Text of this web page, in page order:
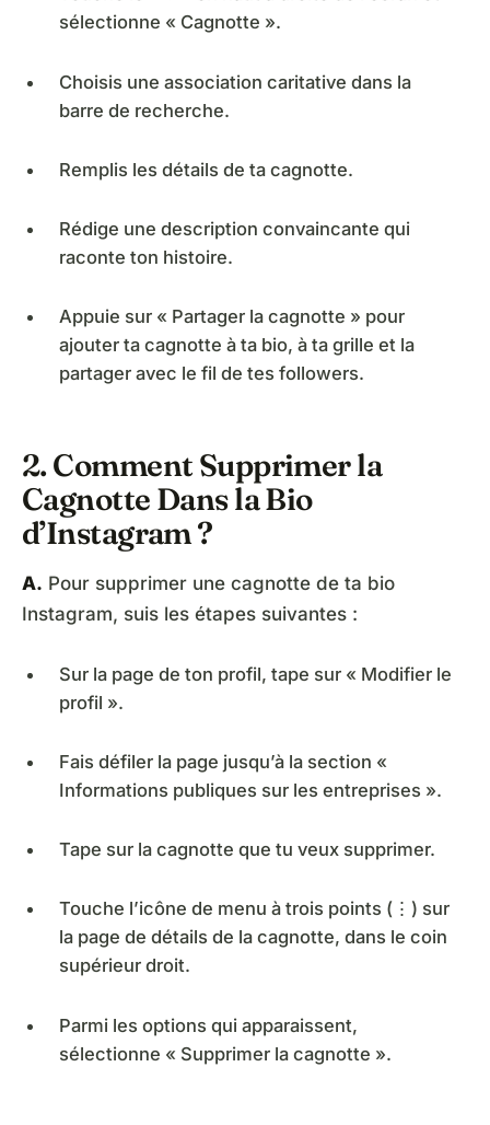
sélectionne « Cagnotte ».
Choisis une association caritative dans la
barre de recherche.
Remplis les détails de ta cagnotte.
Rédige une description convaincante qui
raconte ton histoire.
Appuie sur « Partager la cagnotte » pour
ajouter ta cagnotte à ta bio, à ta grille et la
partager avec le fil de tes followers.
2. Comment Supprimer la
Cagnotte Dans la Bio
d’Instagram ?
A. Pour supprimer une cagnotte de ta bio
Instagram, suis les étapes suivantes :
Sur la page de ton profil, tape sur « Modifier le
profil ».
Fais défiler la page jusqu’à la section «
Informations publiques sur les entreprises ».
Tape sur la cagnotte que tu veux supprimer.
Touche l’icône de menu à trois points (⋮) sur
la page de détails de la cagnotte, dans le coin
supérieur droit.
Parmi les options qui apparaissent,
sélectionne « Supprimer la cagnotte ».